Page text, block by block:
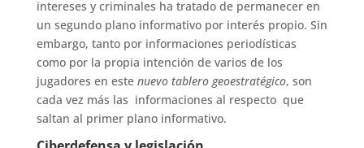
intereses y criminales ha tratado de permanecer en
un segundo plano informativo por interés propio. Sin
embargo, tanto por informaciones periodísticas
como por la propia intención de varios de los
jugadores en este nuevo tablero geoestratégico, son
cada vez más las informaciones al respecto que
saltan al primer plano informativo.